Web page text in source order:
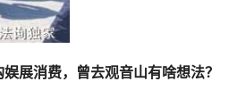
消费，曾去观音山有啥想法？